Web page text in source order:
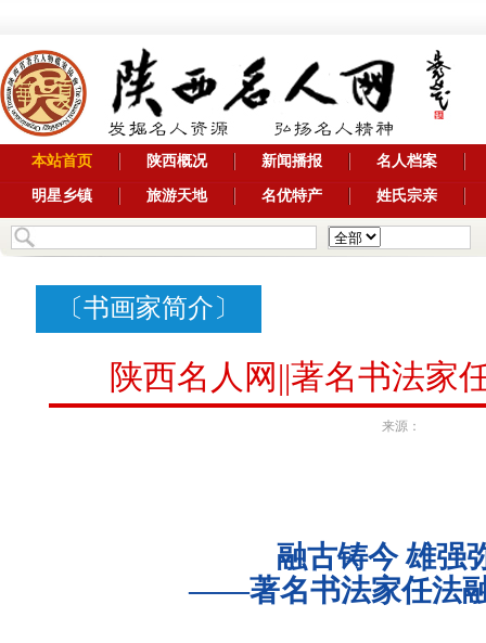
本站首页 陕西概况 新闻播报 名人档案
明星乡镇 旅游天地 名优特产 姓氏宗亲
〔书画家简介〕
陕西名人网||著名书法家
来源：
融古铸今 雄强
——著名书法家任法